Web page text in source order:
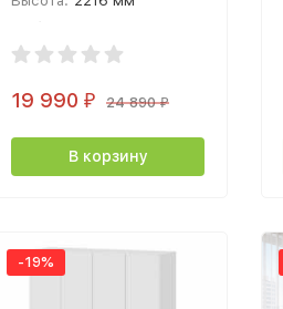
19 990 ₽ 24 890₽
В корзину
-19%